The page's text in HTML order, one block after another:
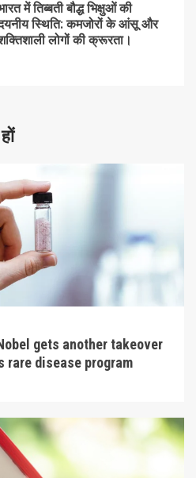
में तिब्बती बौद्ध भिक्षुओं की
स्थिति: कमजोरों के आंसू और
लोगों की क्रूरता।
gets another takeover
rare disease program